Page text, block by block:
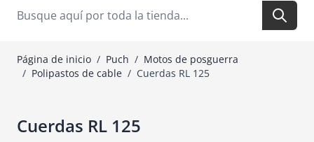
Buscar
Página de inicio / Puch / Motos de posguerra
/ Polipastos de cable / Cuerdas RL 125
Cuerdas RL 125